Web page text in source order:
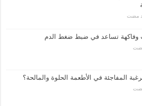
مضت
وفاكهة تساعد في ضبط ضغط الدم
المفاجئة في الأطعمة الحلوة والمالحة؟